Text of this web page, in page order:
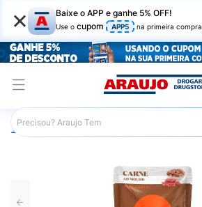
× Baixe o APP e ganhe 5% OFF!
Use o cupom APP5 na primeira compra
Araujo Pet Shop